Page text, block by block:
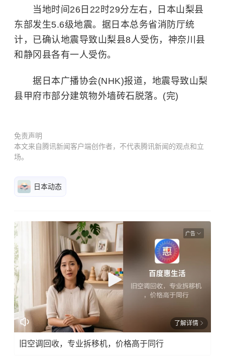
当地时间26日22时29分左右，日本山梨县
东部发生5.6级地震。据日本总务省消防厅统
计，已确认地震导致山梨县8人受伤，神奈川县
和静冈县各有一人受伤。
据日本广播协会(NHK)报道，地震导致山梨
县甲府市部分建筑物外墙砖石脱落。(完)
免责声明
本文来自腾讯新闻客户端创作者，不代表腾讯新闻的观点和立
场。
日本动态
广告
了解详情
旧空调回收，专业拆移机，价格高于同行